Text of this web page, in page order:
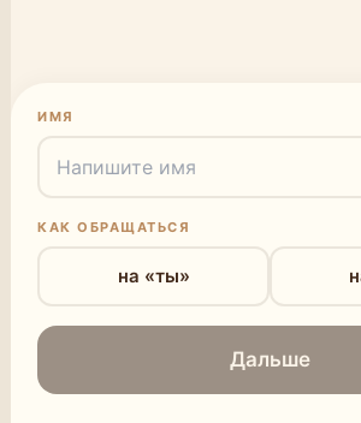
ИМЯ
КАК ОБРАЩАТЬСЯ
на «ты»
Дальше